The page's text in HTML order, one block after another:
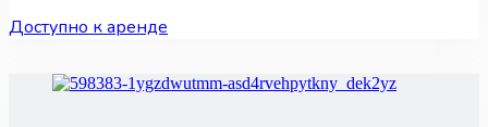
Доступно к аренде